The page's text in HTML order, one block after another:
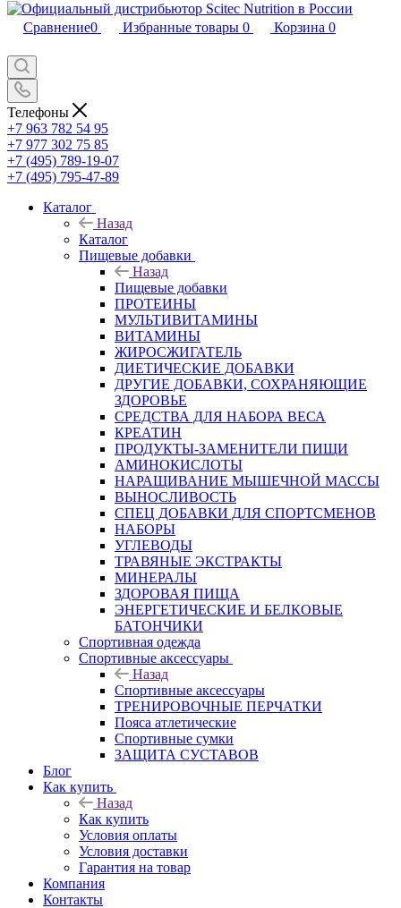
Сравнение0 Избранные товары 0 Корзина 0
Телефоны
+7 963 782 54 95
+7 977 302 75 85
+7 (495) 789-19-07
+7 (495) 795-47-89
Каталог
Назад
Каталог
Пищевые добавки
Назад
Пищевые добавки
ПРОТЕИНЫ
МУЛЬТИВИТАМИНЫ
ВИТАМИНЫ
ЖИРОСЖИГАТЕЛЬ
ДИЕТИЧЕСКИЕ ДОБАВКИ
ДРУГИЕ ДОБАВКИ, СОХРАНЯЮЩИЕ
ЗДОРОВЬЕ
СРЕДСТВА ДЛЯ НАБОРА ВЕСА
КРЕАТИН
ПРОДУКТЫ-ЗАМЕНИТЕЛИ ПИЩИ
АМИНОКИСЛОТЫ
НАРАЩИВАНИЕ МЫШЕЧНОЙ МАССЫ
ВЫНОСЛИВОСТЬ
СПЕЦ ДОБАВКИ ДЛЯ СПОРТСМЕНОВ
НАБОРЫ
УГЛЕВОДЫ
ТРАВЯНЫЕ ЭКСТРАКТЫ
МИНЕРАЛЫ
ЗДОРОВАЯ ПИЩА
ЭНЕРГЕТИЧЕСКИЕ И БЕЛКОВЫЕ
БАТОНЧИКИ
Спортивная одежда
Спортивные аксессуары
Назад
Спортивные аксессуары
ТРЕНИРОВОЧНЫЕ ПЕРЧАТКИ
Пояса атлетические
Спортивные сумки
ЗАЩИТА СУСТАВОВ
Блог
Как купить
Назад
Как купить
Условия оплаты
Условия доставки
Гарантия на товар
Компания
Контакты